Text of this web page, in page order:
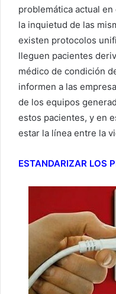
problemática actual
la inquietud de las
existen protocolos
lleguen pacientes
médico de condición
informen a las
de los equipos
estos pacientes, y en
estar la línea entre la
ESTANDARIZAR LOS